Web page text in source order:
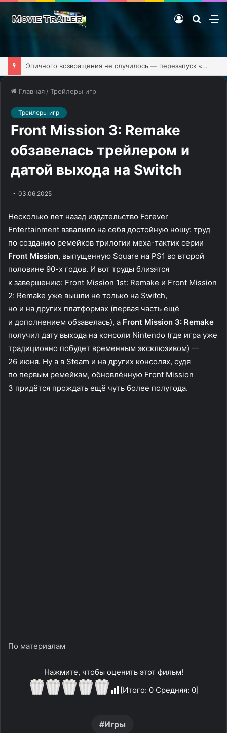
Поиск
Войти
Эпичного возвращения не случилось — перезапуск «Клиники» обзавёлся первым тизером
Главная /Трейлеры игр
Трейлеры игр
Front Mission 3: Remake
обзавелась трейлером и
датой выхода на Switch
03.06.2025
Несколько лет назад издательство Forever
Entertainment взвалило на себя достойную ношу: труд
по созданию ремейков трилогии меха-тактик серии
Front Mission, выпущенную Square на PS1 во второй
половине 90-х годов. И вот труды близятся
к завершению: Front Mission 1st: Remake и Front Mission
2: Remake уже вышли не только на Switch,
но и на других платформах (первая часть ещё
и дополнением обзавелась), а Front Mission 3: Remake
получил дату выхода на консоли Nintendo (где игра уже
традиционно побудет временным эксклюзивом) —
26 июня. Ну а в Steam и на других консолях, судя
по первым ремейкам, обновлённую Front Mission
3 придётся прождать ещё чуть более полугода.
По материалам
Нажмите, чтобы оценить этот фильм!
[Итого: 0Средняя: 0]
Игры